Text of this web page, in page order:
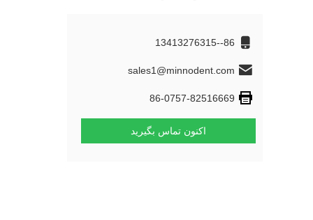
86--13413276315
sales1@minnodent.com
86-0757-82516669
اکنون تماس بگیرید